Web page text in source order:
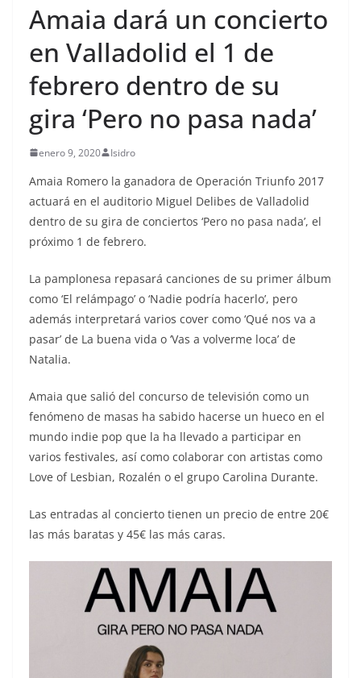
Amaia dará un concierto
en Valladolid el 1 de
febrero dentro de su
gira ‘Pero no pasa nada’
enero 9, 2020 Isidro
Amaia Romero la ganadora de Operación Triunfo 2017
actuará en el auditorio Miguel Delibes de Valladolid
dentro de su gira de conciertos ‘Pero no pasa nada’, el
próximo 1 de febrero.
La pamplonesa repasará canciones de su primer álbum
como ‘El relámpago’ o ‘Nadie podría hacerlo’, pero
además interpretará varios cover como ‘Qué nos va a
pasar’ de La buena vida o ‘Vas a volverme loca’ de
Natalia.
Amaia que salió del concurso de televisión como un
fenómeno de masas ha sabido hacerse un hueco en el
mundo indie pop que la ha llevado a participar en
varios festivales, así como colaborar con artistas como
Love of Lesbian, Rozalén o el grupo Carolina Durante.
Las entradas al concierto tienen un precio de entre 20€
las más baratas y 45€ las más caras.